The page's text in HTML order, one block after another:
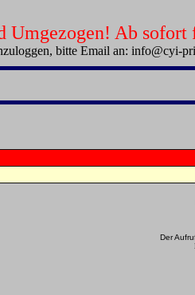
Umgezogen! Ab
bitte Email an: info@cyi-
Der